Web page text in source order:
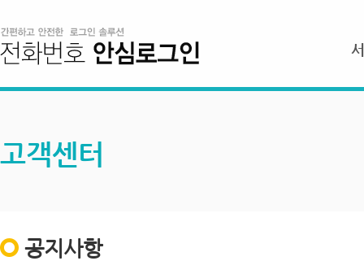
고객센터
공지사항